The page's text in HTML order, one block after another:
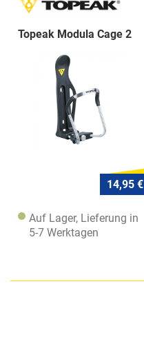
Topeak Modula Cage 2
14,95 €
Auf Lager, Lieferung in
5-7 Werktagen